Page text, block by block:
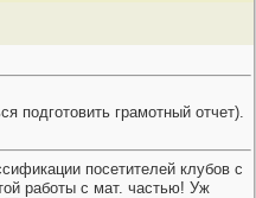
подготовить грамотный отчет).
посетителей клубов с
работы с мат. частью! Уж